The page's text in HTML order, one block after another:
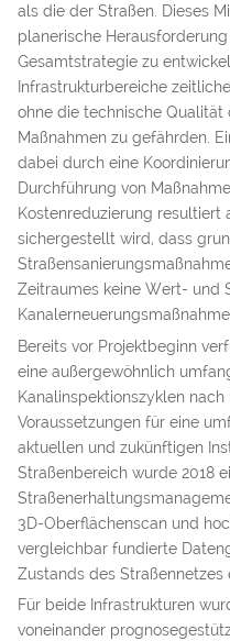
als die der Straßen. Dieses
planerische
Gesamtstrategie zu
Infrastrukturbereiche
ohne die technische
Maßnahmen zu gefährden.
dabei durch eine
Durchführung von
Kostenreduzierung resultiert
sichergestellt wird, dass
Zeitraumes keine Wert- und
Bereits vor Projektbeginn
eine außergewöhnlich
Kanalinspektionszyklen
Voraussetzungen für eine
aktuellen und zukünftigen
Straßenbereich wurde 2018
3D-Oberflächenscan und
vergleichbar fundierte
Zustands des Straßennetzes
Für beide Infrastrukturen
voneinander